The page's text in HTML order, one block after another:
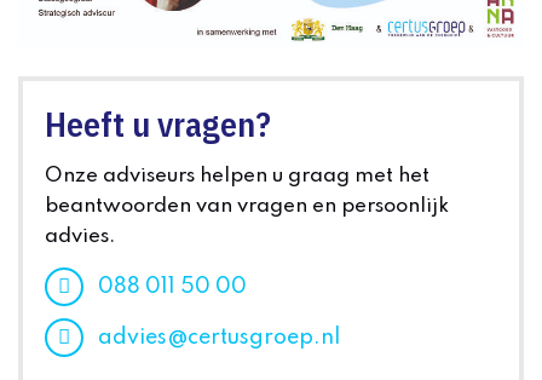
Heeft u vragen?
Onze adviseurs helpen u graag met het
beantwoorden van vragen en persoonlijk
advies.
088 011 50 00
advies@certusgroep.nl